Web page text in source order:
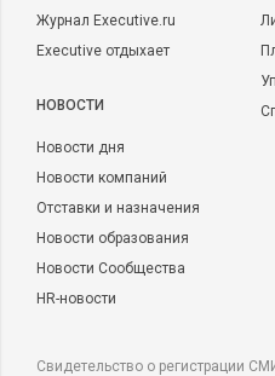
Журнал Executive.ru
Executive отдыхает
НОВОСТИ
Новости дня
Новости компаний
Отставки и назначения
Новости образования
Новости Сообщества
HR-новости
Свидетельство о регистрации